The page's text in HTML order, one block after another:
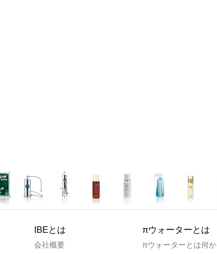
IBEとは
会社概要
πウォーターとは
πウォーターとは何か